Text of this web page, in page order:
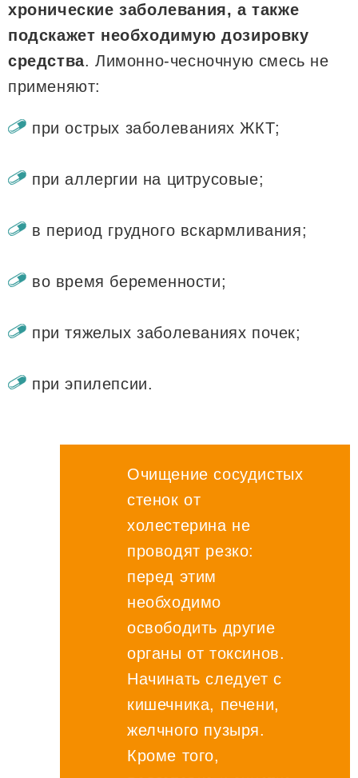
хронические заболевания, а также
подскажет необходимую дозировку
средства. Лимонно-чесночную смесь не
применяют:
при острых заболеваниях ЖКТ;
при аллергии на цитрусовые;
в период грудного вскармливания;
во время беременности;
при тяжелых заболеваниях почек;
при эпилепсии.
Очищение сосудистых
стенок от
холестерина не
проводят резко:
перед этим
необходимо
освободить другие
органы от токсинов.
Начинать следует с
кишечника, печени,
желчного пузыря.
Кроме того,